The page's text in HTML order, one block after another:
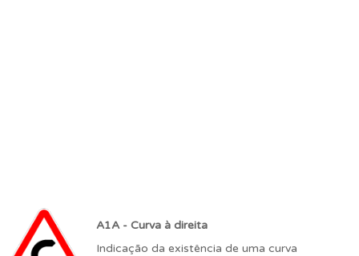
A1A - Curva à direita
Indicação da existência de uma curva